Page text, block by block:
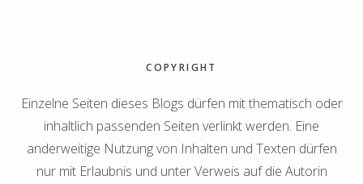
COPYRIGHT
Einzelne Seiten dieses Blogs dürfen mit thematisch oder
inhaltlich passenden Seiten verlinkt werden. Eine
anderweitige Nutzung von Inhalten und Texten dürfen
nur mit Erlaubnis und unter Verweis auf die Autorin